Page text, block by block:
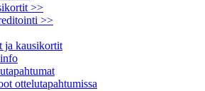
>>
>>
ja kausikortit
ottelu­tapahtumissa